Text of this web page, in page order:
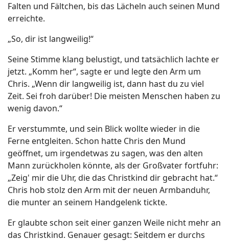
Falten und Fältchen, bis das Lächeln auch seinen Mund
erreichte.
„So, dir ist langweilig!“
Seine Stimme klang belustigt, und tatsächlich lachte er
jetzt. „Komm her“, sagte er und legte den Arm um
Chris. „Wenn dir langweilig ist, dann hast du zu viel
Zeit. Sei froh darüber! Die meisten Menschen haben zu
wenig davon.“
Er verstummte, und sein Blick wollte wieder in die
Ferne entgleiten. Schon hatte Chris den Mund
geöffnet, um irgendetwas zu sagen, was den alten
Mann zurückholen könnte, als der Großvater fortfuhr:
„Zeig' mir die Uhr, die das Christkind dir gebracht hat.“
Chris hob stolz den Arm mit der neuen Armbanduhr,
die munter an seinem Handgelenk tickte.
Er glaubte schon seit einer ganzen Weile nicht mehr an
das Christkind. Genauer gesagt: Seitdem er durchs